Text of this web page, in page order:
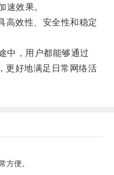
速效果。
效性、安全性和稳定
，用户都能够通过
更好地满足日常网络活
方便。